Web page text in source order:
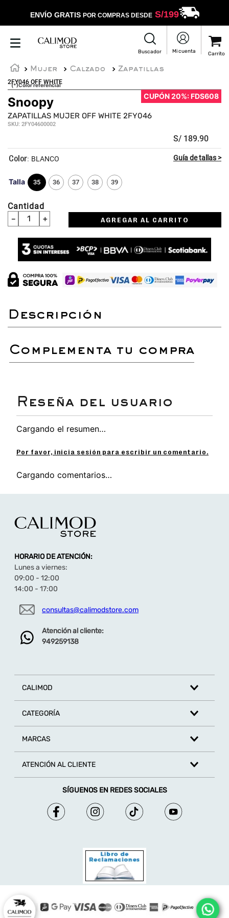
ENVÍO GRATIS POR COMPRAS DESDES/199
Mujer Calzado
Zapatillas
2FY046 OFF WHITE
(*)Color referencial
CUPÓN 20%: FDS608
Snoopy
ZAPATILLAS MUJER OFF WHITE 2FY046
SKU: 2FY04600002
S/ 189.90
Talla 35 36 37 38 39
: BLANCO
Cantidad
＋
－ AGREGAR AL CARRITO
complementa tu compra
Cargando el resumen…
Por favor, inicia sesión para escribir un comentario.
Cargando comentarios…
HORARIO DE ATENCIÓN:
Lunes a viernes:
09:00 - 12:00
14:00 - 17:00
consultas@calimodstore.com
Atención al cliente:
949259138
CALIMOD
CATEGORÍA
MARCAS
ATENCIÓN AL CLIENTE
SÍGUENOS EN REDES SOCIALES